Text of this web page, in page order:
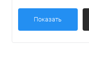
Показать